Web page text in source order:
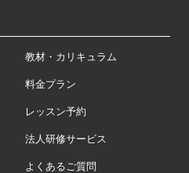
教材・カリキュラム
料金プラン
レッスン予約
法人研修サービス
よくあるご質問